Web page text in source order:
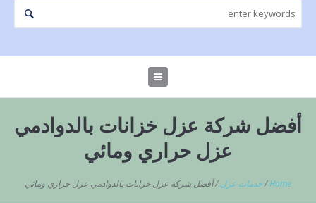
أفضل شركة عزل خزانات بالدوادمي
عزل حراري ومائي
Home
/خدمات عزل /أفضل شركة عزل خزانات بالدوادمي عزل حراري ومائي